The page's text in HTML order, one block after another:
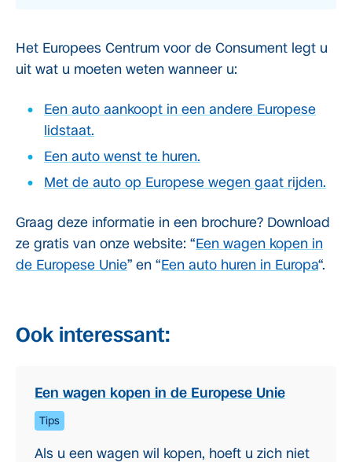
Het Europees Centrum voor de Consument legt u
uit wat u moeten weten wanneer u:
Een auto aankoopt in een andere Europese
lidstaat.
Een auto wenst te huren.
Met de auto op Europese wegen gaat rijden.
Graag deze informatie in een brochure? Download
ze gratis van onze website: “Een wagen kopen in
de Europese Unie” en “Een auto huren in Europa“.
Ook interessant:
Een wagen kopen in de Europese Unie
Tips
Als u een wagen wil kopen, hoeft u zich niet